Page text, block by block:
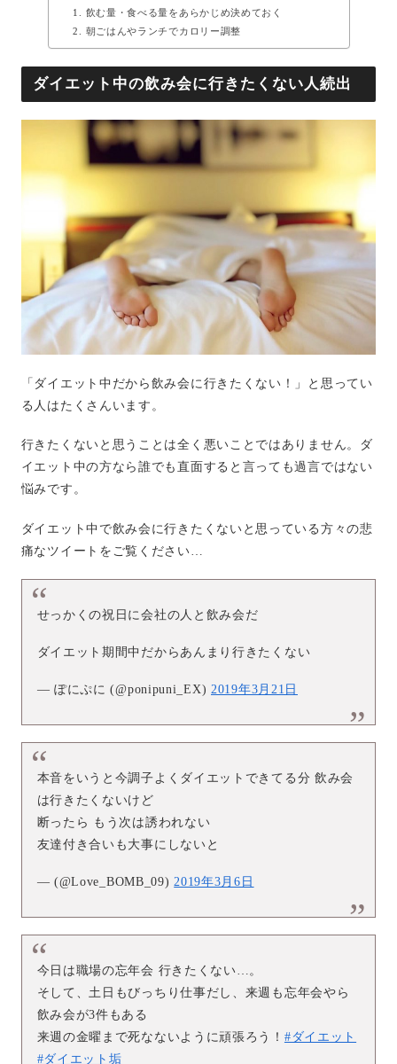
飲む量・食べる量をあらかじめ決めておく
朝ごはんやランチでカロリー調整
ダイエット中の飲み会に行きたくない人続出
「ダイエット中だから飲み会に行きたくない！」と思ってい
る人はたくさんいます。
行きたくないと思うことは全く悪いことではありません。ダ
イエット中の方なら誰でも直面すると言っても過言ではない
悩みです。
ダイエット中で飲み会に行きたくないと思っている方々の悲
痛なツイートをご覧ください…
せっかくの祝日に会社の人と飲み会だ
ダイエット期間中だからあんまり行きたくない
— ぽにぷに (@ponipuni_EX) 2019年3月21日
本音をいうと今調子よくダイエットできてる分 飲み会
は行きたくないけど
断ったら もう次は誘われない
友達付き合いも大事にしないと
— (@Love_BOMB_09) 2019年3月6日
今日は職場の忘年会 行きたくない…。
そして、土日もびっちり仕事だし、来週も忘年会やら
飲み会が3件もある
来週の金曜まで死なないように頑張ろう！ #ダイエット
#ダイエット垢